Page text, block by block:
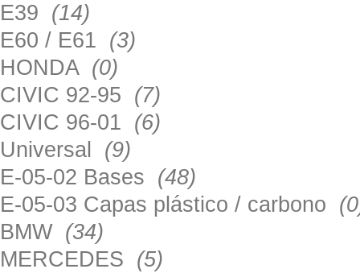
E39 (14)
E60 / E61 (3)
HONDA (0)
CIVIC 92-95 (7)
CIVIC 96-01 (6)
Universal (9)
E-05-02 Bases (48)
E-05-03 Capas plástico / carbono
BMW (34)
MERCEDES (5)